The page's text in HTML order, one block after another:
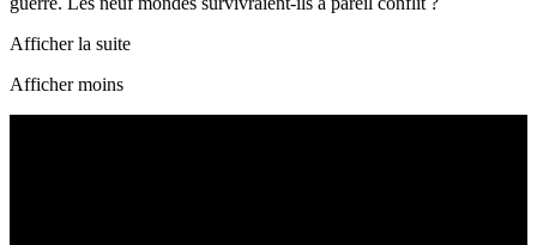
Afficher la suite
Afficher moins